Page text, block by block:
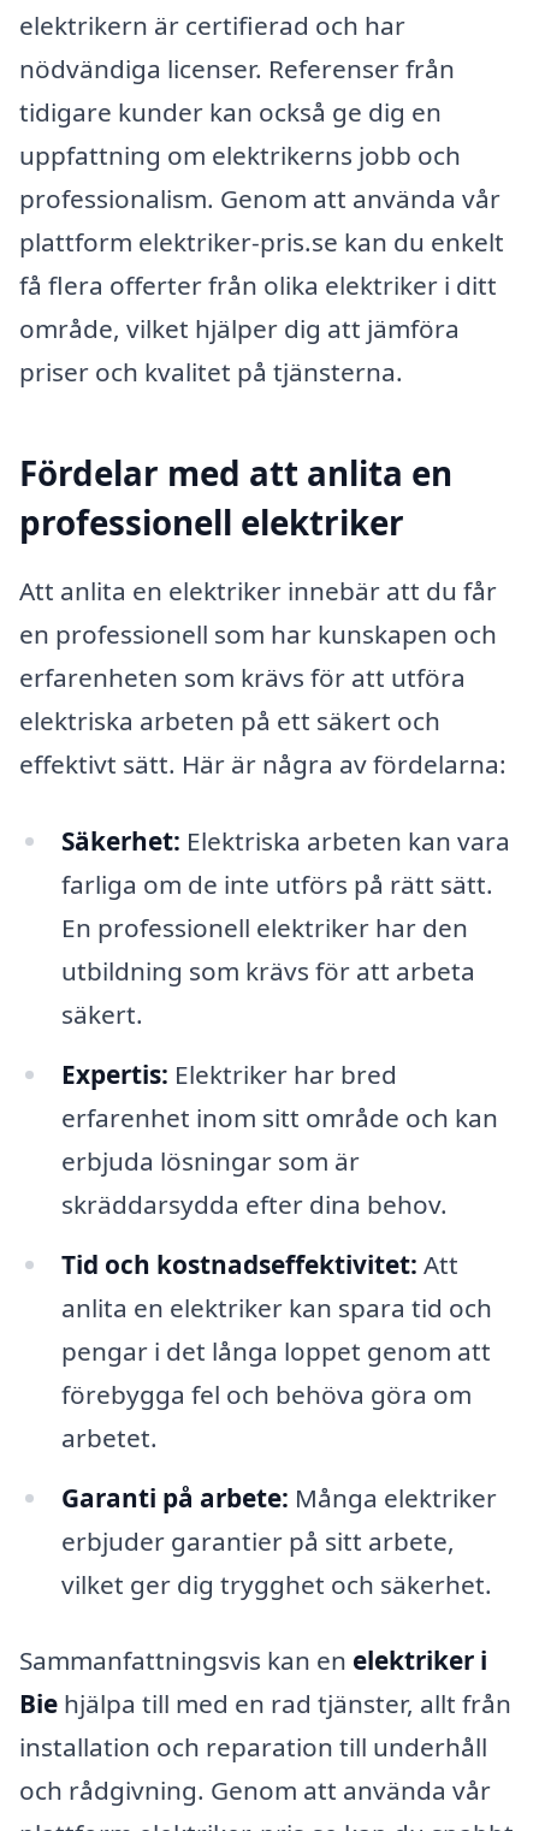
elektrikern är certifierad och har
nödvändiga licenser. Referenser från
tidigare kunder kan också ge dig en
uppfattning om elektrikerns jobb och
professionalism. Genom att använda vår
plattform elektriker-pris.se kan du enkelt
få flera offerter från olika elektriker i ditt
område, vilket hjälper dig att jämföra
priser och kvalitet på tjänsterna.
Fördelar med att anlita en
professionell elektriker
Att anlita en elektriker innebär att du får
en professionell som har kunskapen och
erfarenheten som krävs för att utföra
elektriska arbeten på ett säkert och
effektivt sätt. Här är några av fördelarna:
Säkerhet: Elektriska arbeten kan vara
farliga om de inte utförs på rätt sätt.
En professionell elektriker har den
utbildning som krävs för att arbeta
säkert.
Expertis: Elektriker har bred
erfarenhet inom sitt område och kan
erbjuda lösningar som är
skräddarsydda efter dina behov.
Tid och kostnadseffektivitet: Att
anlita en elektriker kan spara tid och
pengar i det långa loppet genom att
förebygga fel och behöva göra om
arbetet.
Garanti på arbete: Många elektriker
erbjuder garantier på sitt arbete,
vilket ger dig trygghet och säkerhet.
Sammanfattningsvis kan en elektriker i
Bie hjälpa till med en rad tjänster, allt från
installation och reparation till underhåll
och rådgivning. Genom att använda vår